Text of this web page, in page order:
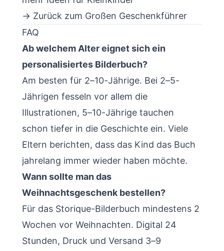
→ Zurück zum Großen Geschenkführer
FAQ
Ab welchem Alter eignet sich ein
personalisiertes Bilderbuch?
Am besten für 2–10-Jährige. Bei 2–5-
Jährigen fesseln vor allem die
Illustrationen, 5–10-Jährige tauchen
schon tiefer in die Geschichte ein. Viele
Eltern berichten, dass das Kind das Buch
jahrelang immer wieder haben möchte.
Wann sollte man das
Weihnachtsgeschenk bestellen?
Für das Storique-Bilderbuch mindestens 2
Wochen vor Weihnachten. Digital 24
Stunden, Druck und Versand 3–9